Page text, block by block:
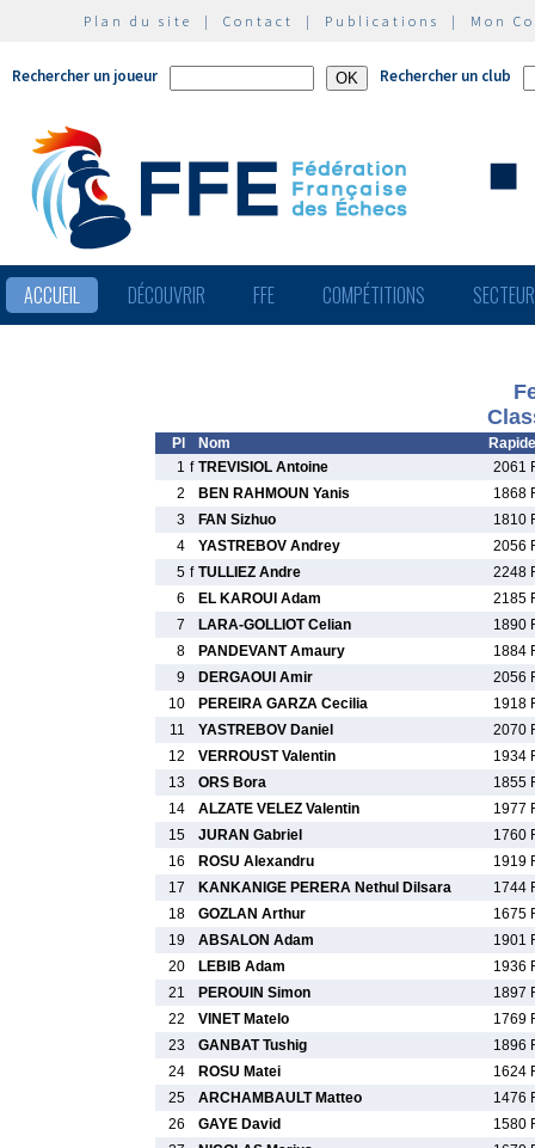
Plan du site | Contact | Publications | Mon
Rechercher un joueur Rechercher un club
ACCUEIL DÉCOUVRIR FFE COMPÉTITIONS
Pl Nom
Rapide
1 f TREVISIOL Antoine
2061
2
BEN RAHMOUN Yanis
1868
3
FAN Sizhuo
1810
4
YASTREBOV Andrey
2056
5 f TULLIEZ Andre
2248
6
EL KAROUI Adam
2185
7
LARA-GOLLIOT Celian
1890
8
PANDEVANT Amaury
1884
9
DERGAOUI Amir
2056
10
PEREIRA GARZA Cecilia
1918
11
YASTREBOV Daniel
2070
12
VERROUST Valentin
1934
13
ORS Bora
1855
14
ALZATE VELEZ Valentin
1977
15
JURAN Gabriel
1760
16
ROSU Alexandru
1919
17
KANKANIGE PERERA Nethul Dilsara
1744
18
GOZLAN Arthur
1675
19
ABSALON Adam
1901
20
LEBIB Adam
1936
21
PEROUIN Simon
1897
22
VINET Matelo
1769
23
GANBAT Tushig
1896
24
ROSU Matei
1624
25
ARCHAMBAULT Matteo
1476
26
GAYE David
1580